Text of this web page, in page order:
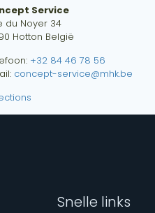
Service
du Noyer 34
Hotton België
+32 84 46 78 56
concept-service@mhk.be
Snelle links